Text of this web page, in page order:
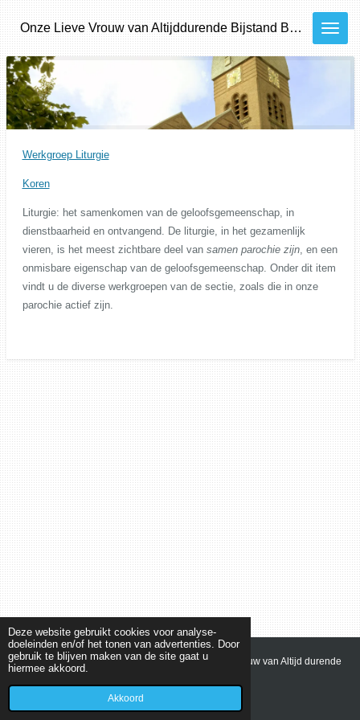
Deze website gebruikt cookies voor analyse-
doeleinden en/of het tonen van advertenties. Door
gebruik te blijven maken van de site gaat u
hiermee akkoord.
Akkoord
Ga
direct
naar
de
hoofdinhoud
OnzeLieveVrouw van Altijddurende BijstandBilthoven - Den Dolder - Bosch en Duin
Werkgroep Liturgie
Koren
Liturgie: het samenkomen van de geloofsgemeenschap, in
dienstbaarheid en ontvangend. De liturgie, in het gezamenlijk
vieren, is het meest zichtbare deel van samen parochie zijn, en een
onmisbare eigenschap van de geloofsgemeenschap. Onder dit item
vindt u de diverse werkgroepen van de sectie, zoals die in onze
parochie actief zijn.
© 2021 - 2022 olvbilthoven Onze Lieve Vrouw van Altijd durende